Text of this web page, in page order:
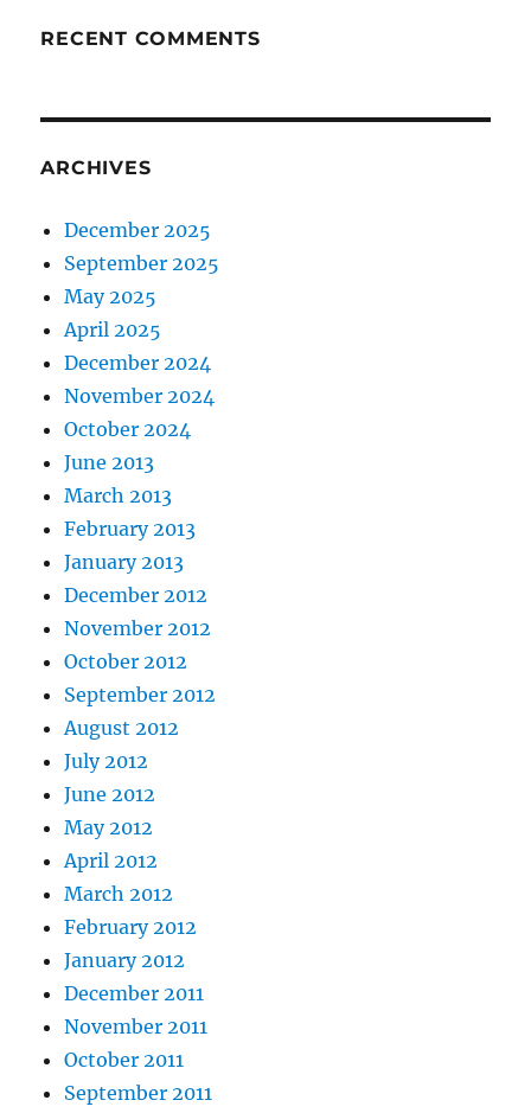
RECENT COMMENTS
ARCHIVES
December 2025
September 2025
May 2025
April 2025
December 2024
November 2024
October 2024
June 2013
March 2013
February 2013
January 2013
December 2012
November 2012
October 2012
September 2012
August 2012
July 2012
June 2012
May 2012
April 2012
March 2012
February 2012
January 2012
December 2011
November 2011
October 2011
September 2011